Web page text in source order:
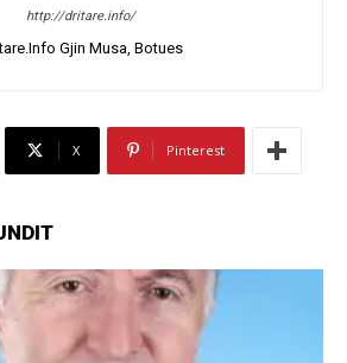
http://dritare.info/
Gjin Musa, Botues
X Pinterest